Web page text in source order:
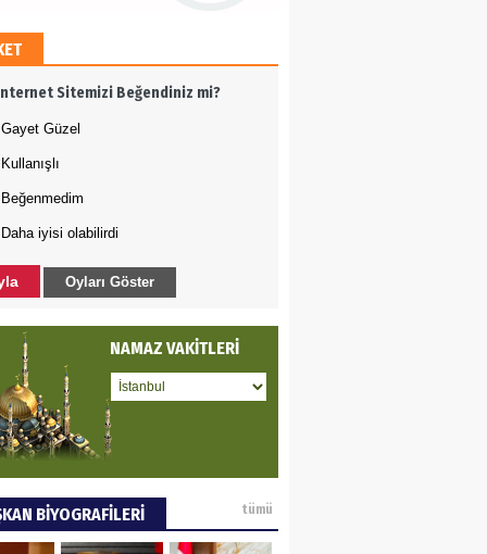
bile rahat
Şehzade
HAYRİ PEKER
- Sağlık
önemli
BULUZ
DEĞİŞİKLİĞİNE KARŞI
KENTLERİ NE
GÜNEY
12 Eylül..
TAŞDEMİR
Sitemizi Beğendiniz mi?
Gayet Güzel
Kullanışlı
Beğenmedim
Daha iyisi olabilirdi
Oyları Göster
NAMAZ VAKİTLERİ
BİYOGRAFİLERİ tümü